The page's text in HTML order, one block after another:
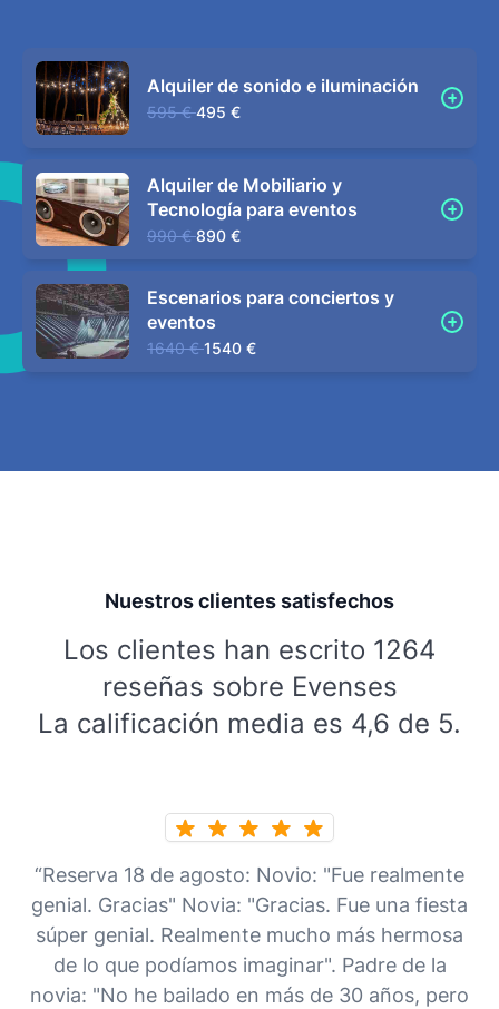
Alquiler de sonido e iluminación
595 € 495 €
Alquiler de Mobiliario y
Tecnología para eventos
990 € 890 €
Escenarios para conciertos y
eventos
1640 € 1540 €
Nuestros clientes satisfechos
Los clientes han escrito 1264
reseñas sobre Evenses
La calificación media es 4,6 de 5.
“Reserva 18 de agosto: Novio: "Fue realmente
genial. Gracias" Novia: "Gracias. Fue una fiesta
súper genial. Realmente mucho más hermosa
de lo que podíamos imaginar". Padre de la
novia: "No he bailado en más de 30 años, pero